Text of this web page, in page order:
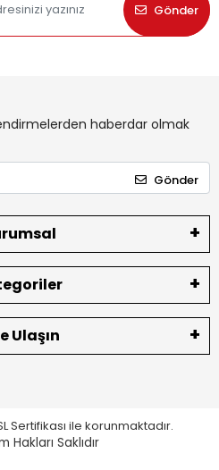
Gönder
haberdar olmak
Gönder
Ulaşın
Sertifikası ile korunmaktadır.
Hakları Saklıdır